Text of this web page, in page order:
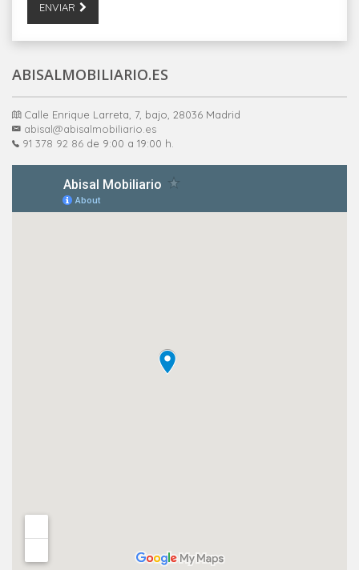
ENVIAR
ABISALMOBILIARIO.ES
Calle Enrique Larreta, 7, bajo, 28036 Madrid
abisal@abisalmobiliario.es
91 378 92 86 de 9:00 a 19:00 h.